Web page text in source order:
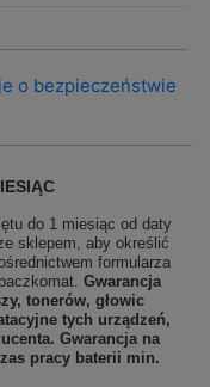
o bezpieczeństwie
do 1 miesiąc od daty
sklepem, aby określić
formularza
Gwarancja
tonerów, głowic
tych urządzeń,
Gwarancja na
pracy baterii min.